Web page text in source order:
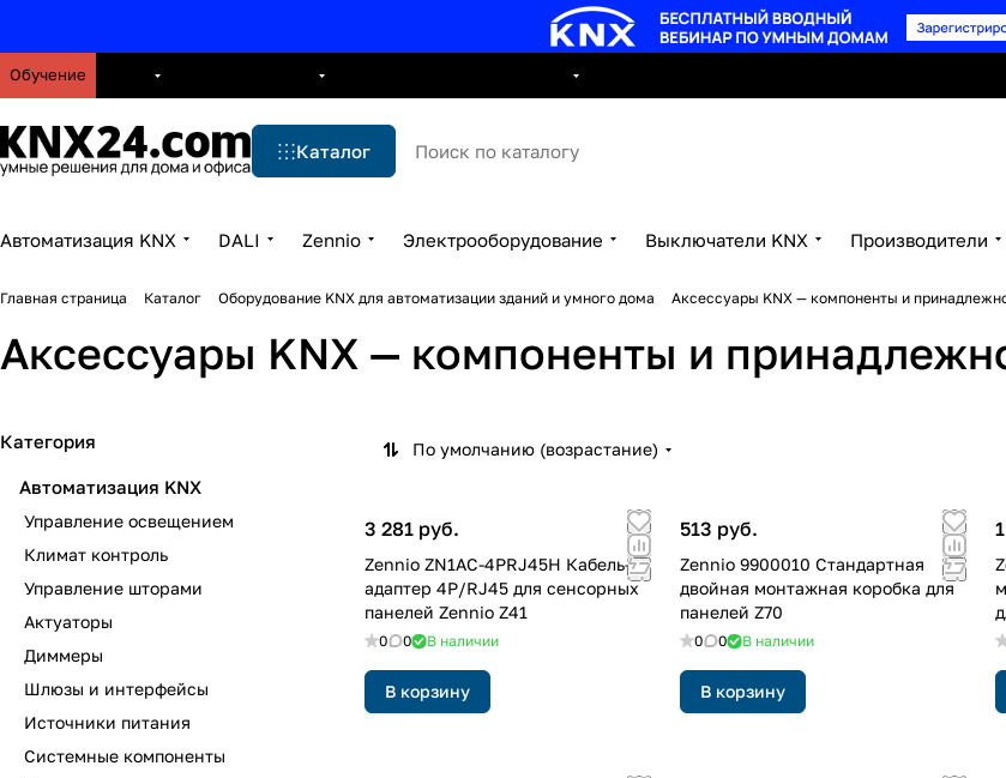
Обучение
Каталог
Автоматизация KNX DALI Zennio Электрооборудование Выключатели KNX Производители
Главная страница Каталог Оборудование KNX для автоматизации зданий и умного дома Аксессуары KNX — компоненты и
Аксессуары KNX — компоненты и
По умолчанию (возрастание)
3 281 руб.
Zennio ZN1AC-4PRJ45H Кабель-
адаптер 4P/RJ45 для сенсорных
панелей Zennio Z41
0 0 В наличии
В корзину
513 руб.
Zennio 9900010 Стандартная
двойная монтажная коробка для
панелей Z70
0 0 В наличии
В корзину
Категория
Автоматизация KNX
Управление освещением
Климат контроль
Управление шторами
Актуаторы
Диммеры
Шлюзы и интерфейсы
Источники питания
Системные компоненты